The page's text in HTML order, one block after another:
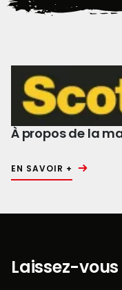
À propos de la
EN SAVOIR +
Laissez-vous